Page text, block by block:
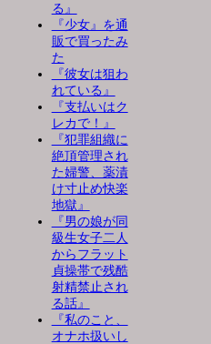
る』
『少女』を通
販で買ったみ
た
『彼女は狙わ
れている』
『支払いはク
レカで！』
『犯罪組織に
絶頂管理され
た婦警、薬漬
け寸止め快楽
地獄』
『男の娘が同
級生女子二人
からフラット
貞操帯で残酷
射精禁止され
る話』
『私のこと、
オナホ扱いし